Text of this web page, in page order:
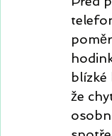
blízké
že